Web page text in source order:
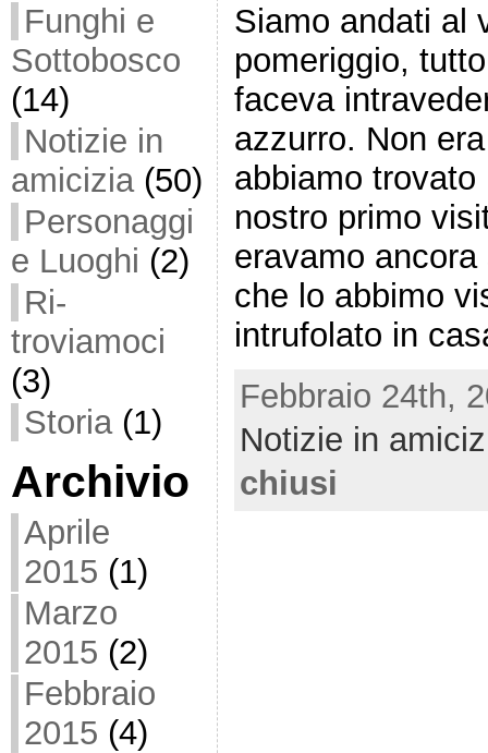
Funghi e
Sottobosco
(14)
Notizie in
amicizia(50)
Personaggi
e Luoghi (2)
Ri-
troviamoci
(3)
Storia(1)
Archivio
Aprile
2015 (1)
Marzo
2015 (2)
Febbraio
2015 (4)
Siamo andati al
pomeriggio,
faceva
azzurro. Non
abbiamo
nostro primo
eravamo
che lo abbimo
intrufolato in
Febbraio 24th,
Notizie in
chiusi